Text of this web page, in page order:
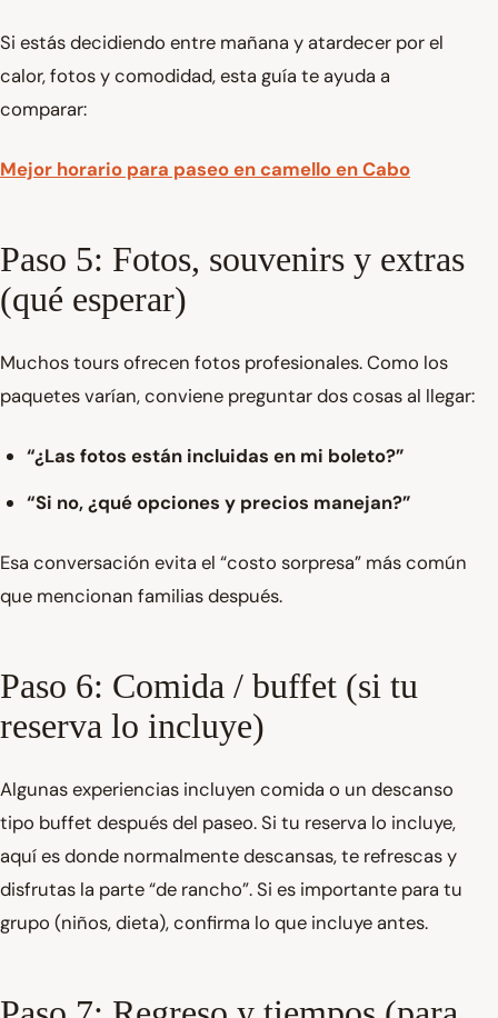
Si estás decidiendo entre mañana y atardecer por el
calor, fotos y comodidad, esta guía te ayuda a
comparar:
Mejor horario para paseo en camello en Cabo
Paso 5: Fotos, souvenirs y extras
(qué esperar)
Muchos tours ofrecen fotos profesionales. Como los
paquetes varían, conviene preguntar dos cosas al llegar:
“¿Las fotos están incluidas en mi boleto?”
“Si no, ¿qué opciones y precios manejan?”
Esa conversación evita el “costo sorpresa” más común
que mencionan familias después.
Paso 6: Comida / buffet (si tu
reserva lo incluye)
Algunas experiencias incluyen comida o un descanso
tipo buffet después del paseo. Si tu reserva lo incluye,
aquí es donde normalmente descansas, te refrescas y
disfrutas la parte “de rancho”. Si es importante para tu
grupo (niños, dieta), confirma lo que incluye antes.